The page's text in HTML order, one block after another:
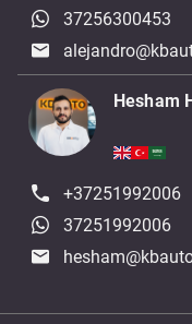
37256300453
Hesham
+37251992006
37251992006